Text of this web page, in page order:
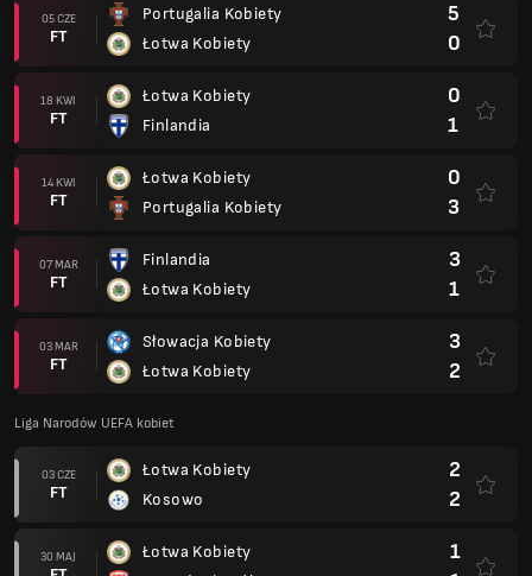
05 CZE
FT
Portugalia Kobiety
Łotwa Kobiety
5
0
18 KWI
FT
Łotwa Kobiety
Finlandia
0
1
14 KWI
FT
Łotwa Kobiety
Portugalia Kobiety
0
3
07 MAR
FT
Finlandia
Łotwa Kobiety
3
1
03 MAR
FT
Słowacja Kobiety
Łotwa Kobiety
3
2
Liga Narodów UEFA kobiet
03 CZE
FT
Łotwa Kobiety
Kosowo
2
2
30 MAJ
Łotwa Kobiety
1